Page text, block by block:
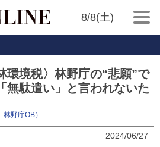
8/8(土)
環境税〉林野庁の“悲願”で
無駄遣い」と言われないた
林野庁OB）
2024/06/27